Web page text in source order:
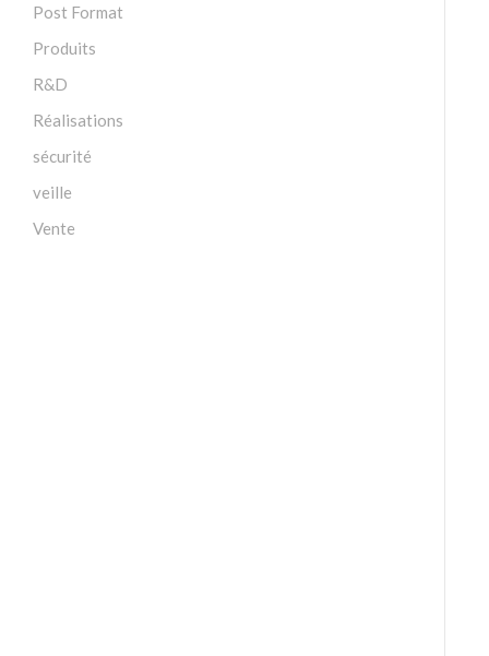
Post Format
Produits
R&D
Réalisations
sécurité
veille
Vente